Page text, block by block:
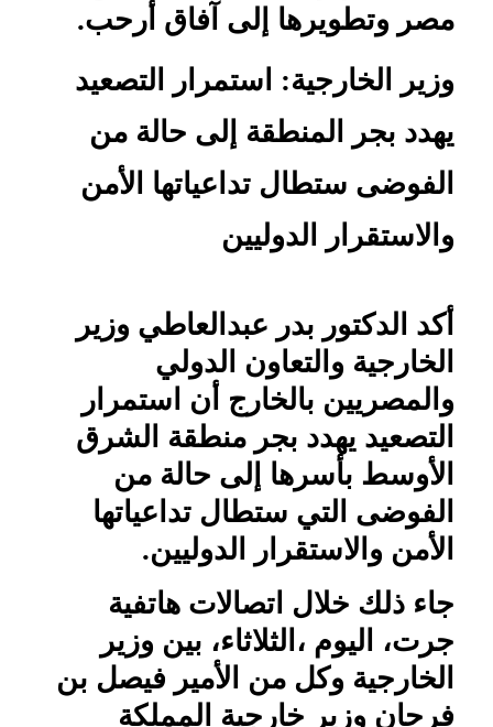
مصر وتطويرها إلى آفاق أرحب.
وزير الخارجية: استمرار التصعيد
يهدد بجر المنطقة إلى حالة من
الفوضى ستطال تداعياتها الأمن
والاستقرار الدوليين
أكد الدكتور بدر عبدالعاطي وزير
الخارجية والتعاون الدولي
والمصريين بالخارج أن استمرار
التصعيد يهدد بجر منطقة الشرق
الأوسط بأسرها إلى حالة من
الفوضى التي ستطال تداعياتها
الأمن والاستقرار الدوليين.
جاء ذلك خلال اتصالات هاتفية
جرت، اليوم ،الثلاثاء، بين وزير
الخارجية وكل من الأمير فيصل بن
فرحان وزير خارجية المملكة